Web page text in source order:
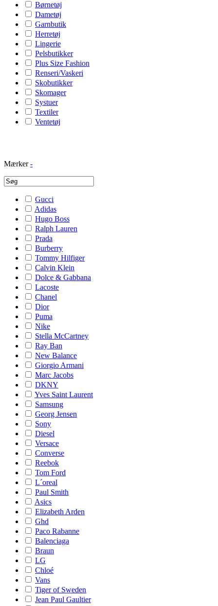
Børnetøj
Dametøj
Garnbutik
Herretøj
Lingerie
Pelsbutikker
Plus Size Fashion
Renseri/Vaskeri
Skobutikker
Skomager
Systuer
Textiler
Ventetøj
Mærker -
Gucci
Adidas
Hugo Boss
Ralph Lauren
Prada
Burberry
Tommy Hilfiger
Calvin Klein
Dolce & Gabbana
Lacoste
Chanel
Dior
Puma
Nike
Stella McCartney
Ray Ban
New Balance
Giorgio Armani
Marc Jacobs
DKNY
Yves Saint Laurent
Samsung
Georg Jensen
Sony
Diesel
Versace
Converse
Reebok
Tom Ford
L´oreal
Paul Smith
Asics
Elizabeth Arden
Ghd
Paco Rabanne
Balenciaga
Braun
LG
Chloé
Vans
Tiger of Sweden
Jean Paul Gaultier